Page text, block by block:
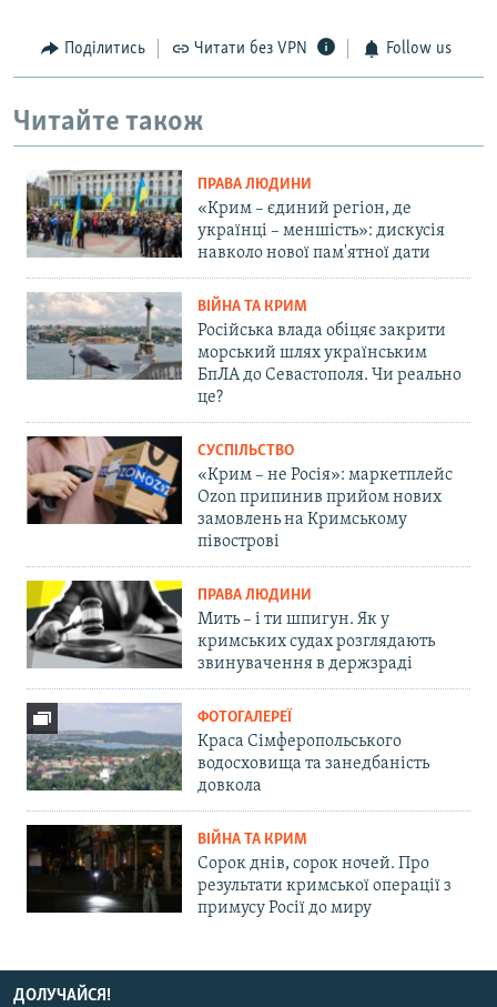
Поділитись Читати без VPN Follow us
Читайте також
ПРАВА ЛЮДИНИ
«Крим – єдиний регіон, де
українці – меншість»: дискусія
навколо нової пам'ятної дати
ВІЙНА ТА КРИМ
Російська влада обіцяє закрити
морський шлях українським
БпЛА до Севастополя. Чи реально
це?
СУСПІЛЬСТВО
«Крим – не Росія»: маркетплейс
Ozon припинив прийом нових
замовлень на Кримському
півострові
ПРАВА ЛЮДИНИ
Мить – і ти шпигун. Як у
кримських судах розглядають
звинувачення в держзраді
ФОТОГАЛЕРЕЇ
Краса Сімферопольського
водосховища та занедбаність
довкола
ВІЙНА ТА КРИМ
Сорок днів, сорок ночей. Про
результати кримської операції з
примусу Росії до миру
ДОЛУЧАЙСЯ!